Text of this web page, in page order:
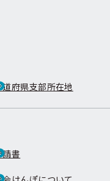
道府県支部所在地
請書